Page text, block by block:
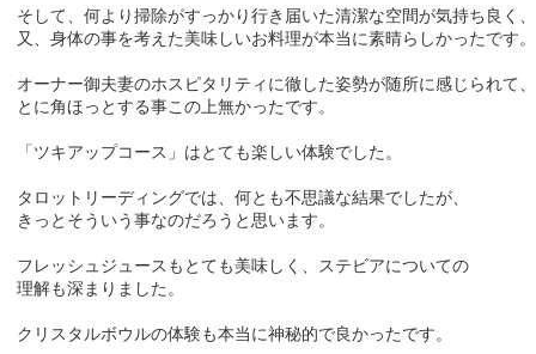
そして、何より掃除がすっかり行き届いた清潔な空間が気持ち良く、
又、身体の事を考えた美味しいお料理が本当に素晴らしかったです。
オーナー御夫妻のホスピタリティに徹した姿勢が随所に感じられて、
とに角ほっとする事この上無かったです。
「ツキアップコース」はとても楽しい体験でした。
タロットリーディングでは、何とも不思議な結果でしたが、
きっとそういう事なのだろうと思います。
フレッシュジュースもとても美味しく、ステビアについての
理解も深まりました。
クリスタルボウルの体験も本当に神秘的で良かったです。